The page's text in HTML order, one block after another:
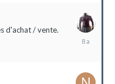
d'achat / vente.